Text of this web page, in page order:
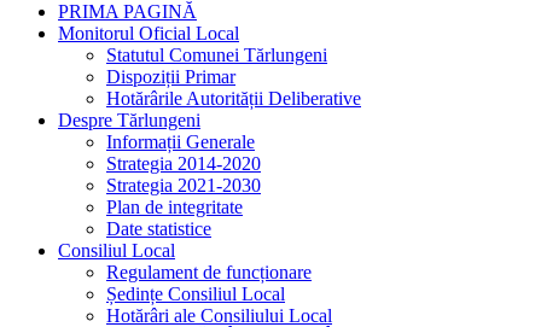
PRIMA PAGINĂ
Monitorul Oficial Local
Statutul Comunei Tărlungeni
Dispoziții Primar
Hotărârile Autorității Deliberative
Despre Tărlungeni
Informații Generale
Strategia 2014-2020
Strategia 2021-2030
Plan de integritate
Date statistice
Consiliul Local
Regulament de funcționare
Ședințe Consiliul Local
Hotărâri ale Consiliului Local